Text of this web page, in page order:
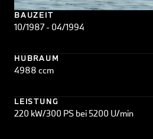
BAUZEIT
10/1987 - 04/1994
HUBRAUM
4988 ccm
LEISTUNG
220 kW/300 PS bei 5200 U/min